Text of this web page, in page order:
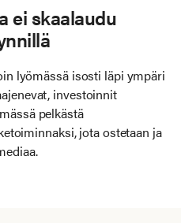
ei skaalaudu
lyömässä isosti läpi ympäri
investoinnit
pelkästä
jota ostetaan ja